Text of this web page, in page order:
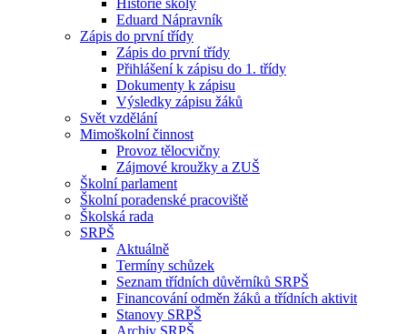
Historie školy
Eduard Nápravník
Zápis do první třídy
Zápis do první třídy
Přihlášení k zápisu do 1. třídy
Dokumenty k zápisu
Výsledky zápisu žáků
Svět vzdělání
Mimoškolní činnost
Provoz tělocvičny
Zájmové kroužky a ZUŠ
Školní parlament
Školní poradenské pracoviště
Školská rada
SRPŠ
Aktuálně
Termíny schůzek
Seznam třídních důvěrníků SRPŠ
Financování odměn žáků a třídních aktivit
Stanovy SRPŠ
Archiv SRPŠ